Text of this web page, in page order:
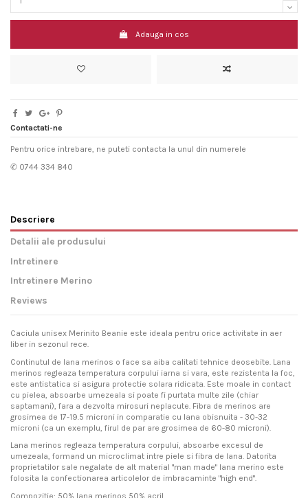
Adauga in cos
Contactati-ne
Pentru orice intrebare, ne puteti contacta la unul din numerele
✆ 0744 334 840
Descriere
Detalii ale produsului
Intretinere
Intretinere Merino
Reviews
Caciula unisex Merinito Beanie este ideala pentru orice activitate in aer
liber in sezonul rece.
Continutul de lana merinos o face sa aiba calitati tehnice deosebite. Lana
merinos regleaza temperatura corpului iarna si vara, este rezistenta la foc,
este antistatica si asigura protectie solara ridicata. Este moale in contact
cu pielea, absoarbe umezeala si poate fi purtata multe zile (chiar
saptamani), fara a dezvolta mirosuri neplacute. Fibra de merinos are
grosimea de 17-19.5 microni in comparatie cu lana obisnuita - 30-32
microni (ca un exemplu, firul de par are grosimea de 60-80 microni).
Lana merinos regleaza temperatura corpului, absoarbe excesul de
umezeala, formand un microclimat intre piele si fibra de lana. Datorita
proprietatilor sale negalate de alt material "man made" lana merino este
folosita la confectionarea articolelor de imbracaminte "high end".
Compozitie: 50% lana merinos 50% acril.